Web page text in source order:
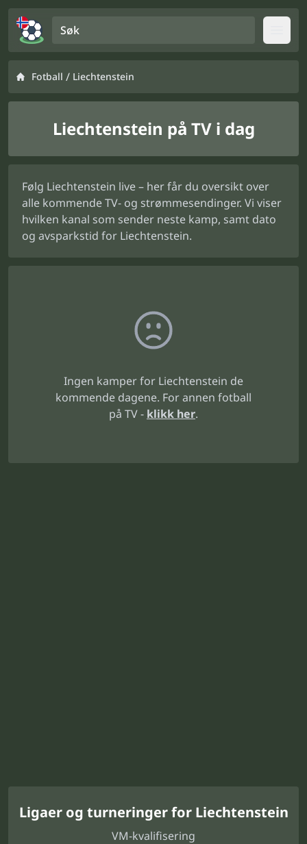
Fotball / Liechtenstein
Liechtenstein på TV i dag
Følg Liechtenstein live – her får du oversikt over
alle kommende TV- og strømmesendinger. Vi viser
hvilken kanal som sender neste kamp, samt dato
og avsparkstid for Liechtenstein.
Ingen kamper for Liechtenstein de
kommende dagene. For annen fotball
på TV - klikk her.
Ligaer og turneringer for Liechtenstein
VM-kvalifisering